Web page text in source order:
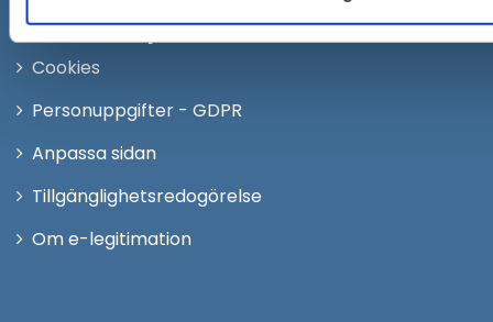
Om webbplatsen
Cookies
Personuppgifter - GDPR
Anpassa sidan
Tillgänglighetsredogörelse
Om e-legitimation